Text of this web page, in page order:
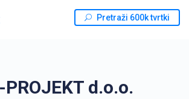
Pretraži 600k tvrtki
PROJEKT d.o.o.